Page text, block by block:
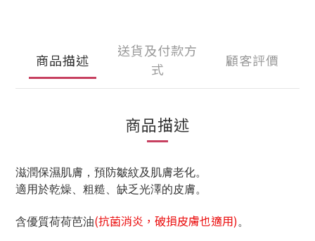
商品描述
送貨及付款方
式
顧客評價
商品描述
滋潤保濕肌膚，預防皺紋及肌膚老化。
適用於乾燥、粗糙、缺乏光澤的皮膚。
含優質荷荷芭油(抗菌消炎，破損皮膚也適用)。